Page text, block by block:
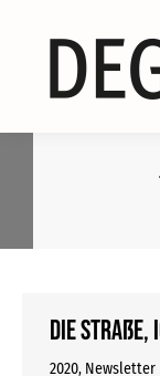
Die Straße,
2020, Newsletter